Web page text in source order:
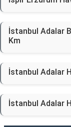
İstanbul Adalar
Km
İstanbul Adalar
İstanbul Adalar